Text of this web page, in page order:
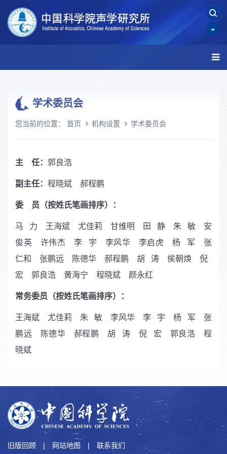
学术委员会
您当前的位置： 首页 机构设置 学术委员会
主 任： 郭良浩
副主任： 程晓斌 郝程鹏
委 员（按姓氏笔画排序）：
马 力 王海斌 尤佳莉 甘维明 田 静 朱 敏 安
俊英 许伟杰 李 宇 李风华 李启虎 杨 军 张
仁和 张鹏远 陈德华 郝程鹏 胡 涛 侯朝焕 倪
宏 郭良浩 黄海宁 程晓斌 颜永红
常务委员（按姓氏笔画排序）：
王海斌 尤佳莉 朱 敏 李风华 李 宇 杨 军 张
鹏远 陈德华 郝程鹏 胡 涛 倪 宏 郭良浩 程
晓斌
旧版回顾 | 网站地图 |
联系我们